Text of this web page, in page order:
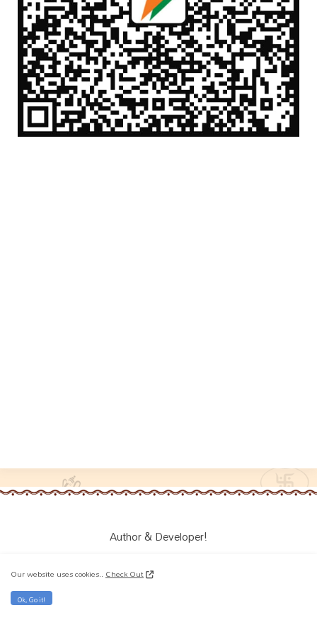
Author & Developer!
OM: I'm Koteshwar, A Web developer | Author | Dharma Analyst |
Our website uses cookies..Check Out
Ok, Go it!